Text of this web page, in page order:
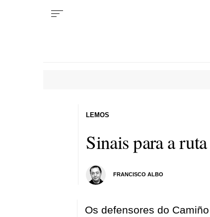
Sinais para a
FRANCISCO ALBO
LEMOS
Os defensores do